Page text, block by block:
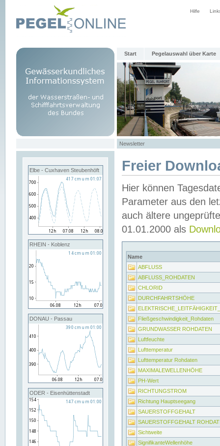
Hilfe
Start Pegelauswahl über Karte
Newsletter
Elbe - Cuxhaven Steubenhöft
RHEIN - Koblenz
DONAU - Passau
ODER - Eisenhüttenstadt
Freier
Hier können
Parameter aus den
auch ältere
01.01.2000 als
Name
ABFLUSS
ABFLUSS_ROHDATEN
CHLORID
DURCHFAHRTSHÖHE
Fließgeschwindigkeit_Rohdaten
GRUNDWASSER ROHDATEN
Luftfeuchte
Lufttemperatur
Lufttemperatur Rohdaten
MAXIMALEWELLENHÖHE
PH-Wert
RICHTUNGSTROM
Richtung Hauptseegang
SAUERSTOFFGEHALT
SAUERSTOFFGEHALT
Sichtweite
SignifikanteWellenhöhe